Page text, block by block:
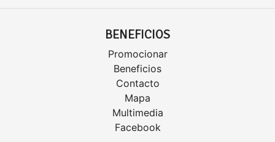
BENEFICIOS
Promocionar
Beneficios
Contacto
Mapa
Multimedia
Facebook